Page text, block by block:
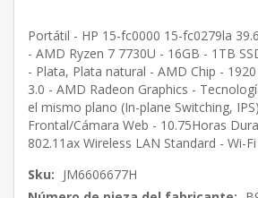
Portátil - HP 15-fc0000 15-fc0279la
- AMD Ryzen 7 7730U - 16GB - 1TB
- Plata, Plata natural - AMD Chip -
3.0 - AMD Radeon Graphics -
el mismo plano (In-plane Switching,
Frontal/Cámara Web - 10.75Horas
802.11ax Wireless LAN Standard - Wi-
Sku: JM6606677H